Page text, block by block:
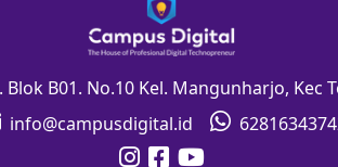
Blok B01. No.10 Kel. Mangunharjo, Kec
info@campusdigital.id